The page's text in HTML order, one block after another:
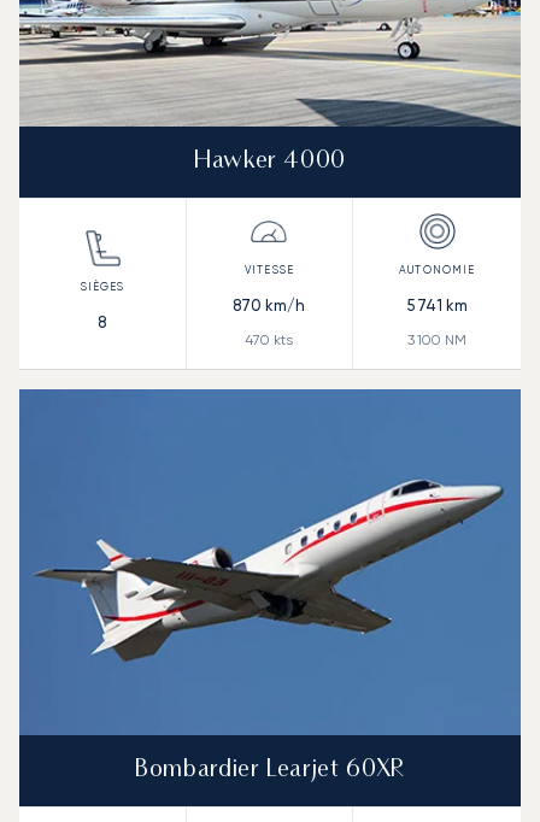
Hawker 4000
8
870 km/h
470 kts
5 741 km
3 100 NM
Bombardier Learjet 60XR